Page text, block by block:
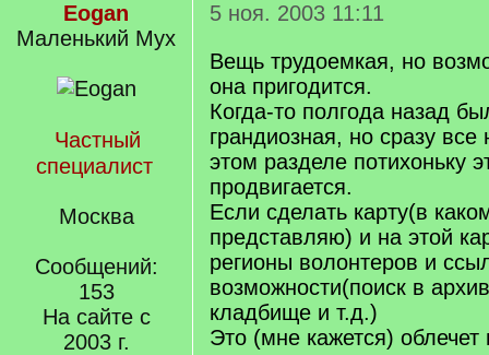
Eogan
Маленький Мух
Частный
специалист
Москва
Сообщений:
153
На сайте с
2003 г.
5 ноя. 2003 11:11
Вещь трудоемкая, но
она пригодится.
Когда-то полгода назад
грандиозная, но сразу
этом разделе потихоньку
продвигается.
Если сделать карту(в
представляю) и на этой
регионы волонтеров и
возможности(поиск в
кладбище и т.д.)
Это (мне кажется) облечет